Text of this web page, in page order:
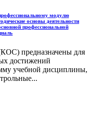
модулю
основы деятельности
профессиональной
предназначены для
достижений
учебной дисциплины,